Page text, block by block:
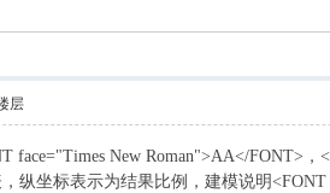
层
face="Times New Roman">AA</FONT>
纵坐标表示为结果比例，建模说明